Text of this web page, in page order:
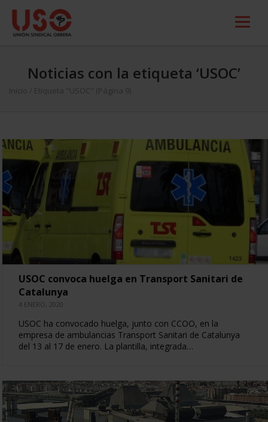
Noticias con la etiqueta ‘USOC’
Inicio Etiqueta "USOC" (Página 9)
USOC convoca huelga en Transport Sanitari de
Catalunya
4 ENERO, 2020
USOC ha convocado huelga, junto con CCOO, en la
empresa de ambulancias Transport Sanitari de Catalunya
del 13 al 17 de enero. La plantilla, integrada…